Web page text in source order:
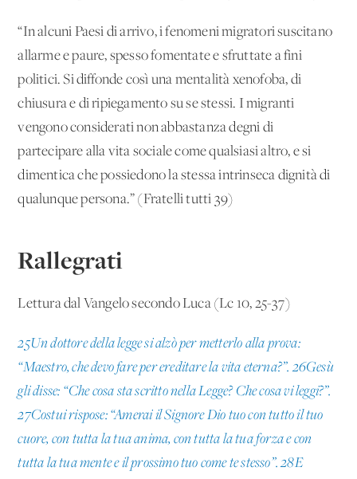
“In alcuni Paesi di arrivo, i fenomeni migratori suscitano
allarme e paure, spesso fomentate e sfruttate a fini
politici. Si diffonde così una mentalità xenofoba, di
chiusura e di ripiegamento su se stessi. I migranti
vengono considerati non abbastanza degni di
partecipare alla vita sociale come qualsiasi altro, e si
dimentica che possiedono la stessa intrinseca dignità di
qualunque persona.” (Fratelli tutti 39)
Rallegrati
Lettura dal Vangelo secondo Luca (Lc 10, 25-37)
25Un dottore della legge si alzò per metterlo alla prova:
“Maestro, che devo fare per ereditare la vita eterna?”. 26Gesù
gli disse: “Che cosa sta scritto nella Legge? Che cosa vi leggi?”.
27Costui rispose: “Amerai il Signore Dio tuo con tutto il tuo
cuore, con tutta la tua anima, con tutta la tua forza e con
tutta la tua mente e il prossimo tuo come te stesso”. 28E